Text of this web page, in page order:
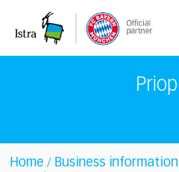
note:
Home / Business information